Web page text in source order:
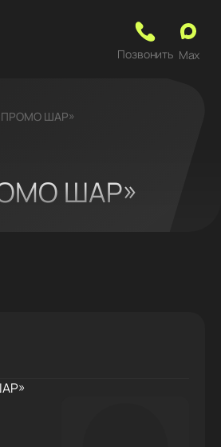
Позвонить Max
ШАР»
ШАР»